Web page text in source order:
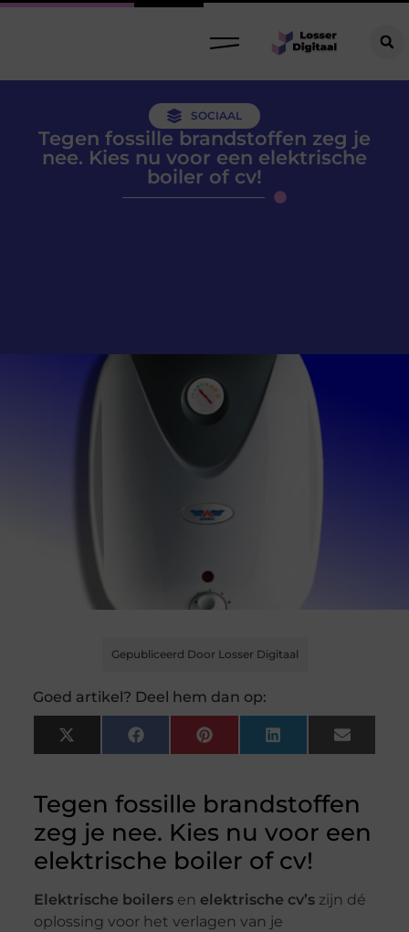
SOCIAAL
Tegen fossille brandstoffen zeg je
nee. Kies nu voor een elektrische
boiler of cv!
Gepubliceerd Door Losser Digitaal
Goed artikel? Deel hem dan op:
X
(Twitter)
FacebookPinterest LinkedIn Email
Tegen fossille brandstoffen
zeg je nee. Kies nu voor een
elektrische boiler of cv!
Elektrische boilersen elektrische cv’szijn dé
oplossing voor het verlagen van je